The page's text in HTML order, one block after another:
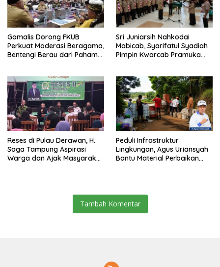
Gamalis Dorong FKUB
Perkuat Moderasi Beragama,
Bentengi Berau dari Paham
Sri Juniarsih Nahkodai
Mabicab, Syarifatul Syadiah
Pimpin Kwarcab Pramuka
Reses di Pulau Derawan, H.
Saga Tampung Aspirasi
Warga dan Ajak Masyarakat
Peduli Infrastruktur
Lingkungan, Agus Uriansyah
Bantu Material Perbaikan
Tambah Komentar